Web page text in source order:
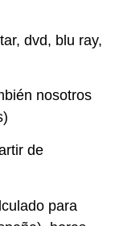
dvd, blu ray,
nosotros
de
para